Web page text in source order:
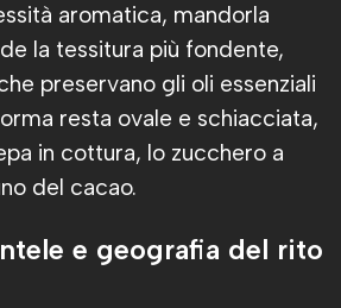
aromatica, mandorla
la tessitura più fondente,
preservano gli oli essenziali
resta ovale e schiacciata,
in cottura, lo zucchero a
del cacao.
e geografia del rito